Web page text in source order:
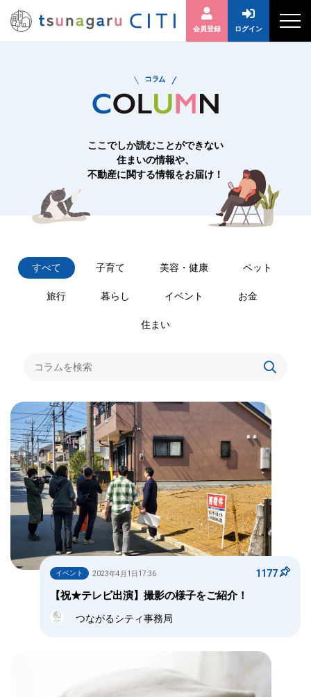
会員登録 ログイン
ここでしか読むことができない
住まいの情報や、
不動産に関する情報をお届け！
すべて 子育て 美容・健康 ペット
旅行 暮らし イベント お金
住まい
イベント 2023年4月1日17:36 1177
【祝★テレビ出演】撮影の様子をご紹介！
つながるシティ事務局